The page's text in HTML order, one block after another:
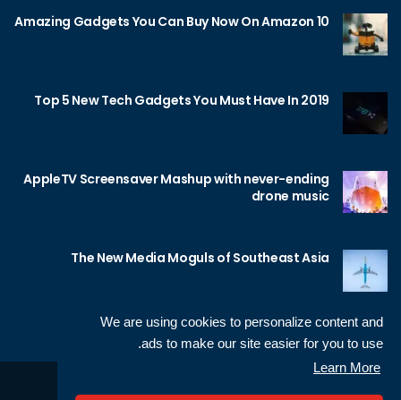
We are using cookies to personalize content and
ads to make our site easier for you to use.
Learn More
10 Amazing Gadgets You Can Buy Now On Amazon
Top 5 New Tech Gadgets You Must Have In 2019
AppleTV Screensaver Mashup with never-ending
drone music
The New Media Moguls of Southeast Asia